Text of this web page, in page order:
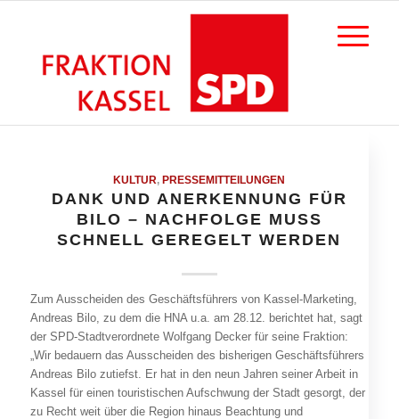
KULTUR,PRESSEMITTEILUNGEN
DANK UND ANERKENNUNG FÜR
BILO – NACHFOLGE MUSS
SCHNELL GEREGELT WERDEN
Zum Ausscheiden des Geschäftsführers von Kassel-Marketing,
Andreas Bilo, zu dem die HNA u.a. am 28.12. berichtet hat, sagt
der SPD-Stadtverordnete Wolfgang Decker für seine Fraktion:
„Wir bedauern das Ausscheiden des bisherigen Geschäftsführers
Andreas Bilo zutiefst. Er hat in den neun Jahren seiner Arbeit in
Kassel für einen touristischen Aufschwung der Stadt gesorgt, der
zu Recht weit über die Region hinaus Beachtung und